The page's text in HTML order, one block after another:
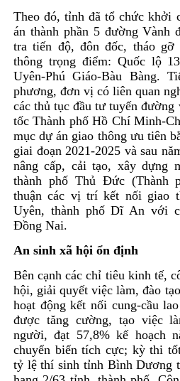
Theo đó, tỉnh đã tổ chức khởi
án thành phần 5 đường Vành
tra tiến độ, đôn đốc, tháo
thông trọng điểm: Quốc lộ
Uyên-Phú Giáo-Bàu Bàng.
phương, đơn vị có liên quan
các thủ tục đầu tư tuyến
tốc Thành phố Hồ Chí Minh-
mục dự án giao thông ưu tiên
giai đoạn 2021-2025 và sau
nâng cấp, cải tạo, xây
thành phố Thủ Ðức (Thành
thuận các vị trí kết nối giao
Uyên, thành phố Dĩ An với
Ðồng Nai.
An sinh xã hội ổn định
Bên cạnh các chỉ tiêu kinh tế,
hội, giải quyết việc làm, đào
hoạt động kết nối cung-cầu
được tăng cường, tạo việc
người, đạt 57,8% kế hoạch
chuyển biến tích cực; kỳ thi
tỷ lệ thí sinh tỉnh Bình Dương